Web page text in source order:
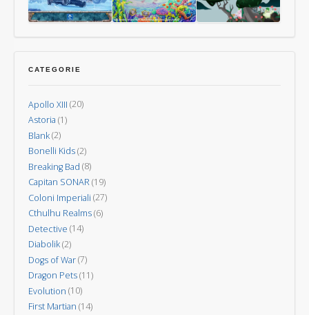
–
CATEGORIE
Apollo XIII (20)
Astoria (1)
Blank(2)
Bonelli Kids(2)
Breaking Bad (8)
Capitan SONAR(19)
Coloni Imperiali (27)
Cthulhu Realms(6)
Detective (14)
Diabolik(2)
Dogs of War(7)
Dragon Pets(11)
Evolution (10)
First Martian (14)